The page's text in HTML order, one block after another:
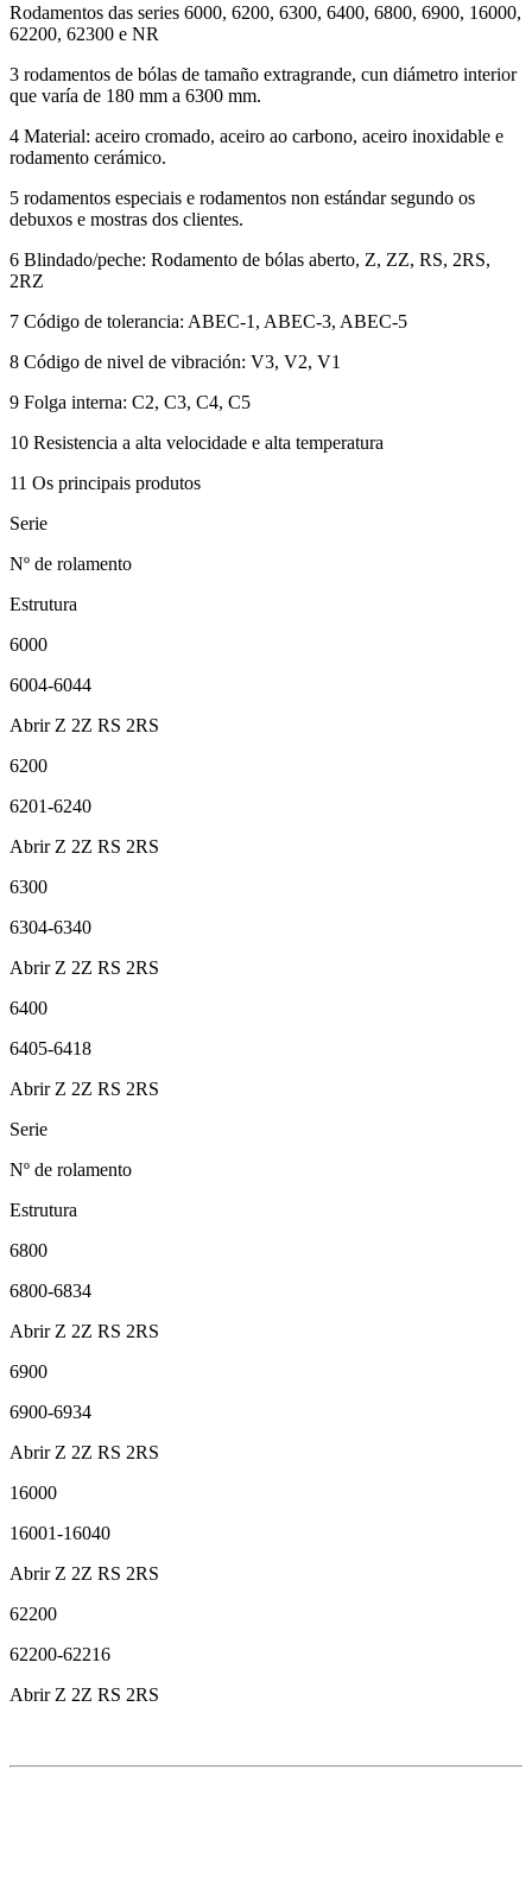
Rodamentos das series 6000, 6200, 6300, 6400, 6800, 6900, 16000,
62200, 62300 e NR
3 rodamentos de bólas de tamaño extragrande, cun diámetro interior
que varía de 180 mm a 6300 mm.
4 Material: aceiro cromado, aceiro ao carbono, aceiro inoxidable e
rodamento cerámico.
5 rodamentos especiais e rodamentos non estándar segundo os
debuxos e mostras dos clientes.
6 Blindado/peche: Rodamento de bólas aberto, Z, ZZ, RS, 2RS,
2RZ
7 Código de tolerancia: ABEC-1, ABEC-3, ABEC-5
8 Código de nivel de vibración: V3, V2, V1
9 Folga interna: C2, C3, C4, C5
10 Resistencia a alta velocidade e alta temperatura
11 Os principais produtos
Serie
Nº de rolamento
Estrutura
6000
6004-6044
Abrir Z 2Z RS 2RS
6200
6201-6240
Abrir Z 2Z RS 2RS
6300
6304-6340
Abrir Z 2Z RS 2RS
6400
6405-6418
Abrir Z 2Z RS 2RS
Serie
Nº de rolamento
Estrutura
6800
6800-6834
Abrir Z 2Z RS 2RS
6900
6900-6934
Abrir Z 2Z RS 2RS
16000
16001-16040
Abrir Z 2Z RS 2RS
62200
62200-62216
Abrir Z 2Z RS 2RS